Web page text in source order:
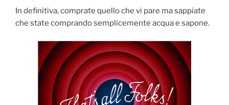
In definitiva, comprate quello che vi pare ma sappiate
che state comprando semplicemente acqua e sapone.